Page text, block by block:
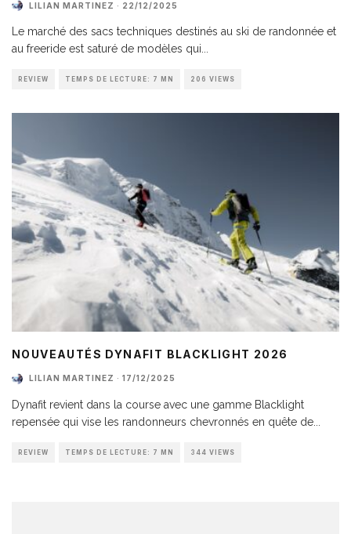
LILIAN MARTINEZ · 22/12/2025
Le marché des sacs techniques destinés au ski de randonnée et
au freeride est saturé de modèles qui
REVIEW TEMPS DE LECTURE: 7 MN 206 VIEWS
NOUVEAUTÉS DYNAFIT BLACKLIGHT 2026
LILIAN MARTINEZ · 17/12/2025
Dynafit revient dans la course avec une gamme Blacklight
repensée qui vise les randonneurs chevronnés en quête de
REVIEW TEMPS DE LECTURE: 7 MN 344 VIEWS